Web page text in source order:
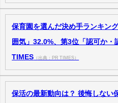
保育園を選んだ決め手ランキン
囲気」32.0%、第3位「認可か
TIMES （出典：PR TIMES）
保活の最新動向は？ 後悔しない